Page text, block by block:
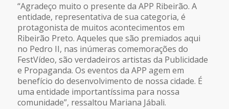
“Agradeço muito o presente da APP Ribeirão. A
entidade, representativa de sua categoria, é
protagonista de muitos acontecimentos em
Ribeirão Preto. Aqueles que são premiados aqui
no Pedro II, nas inúmeras comemorações do
FestVídeo, são verdadeiros artistas da Publicidade
e Propaganda. Os eventos da APP agem em
benefício do desenvolvimento de nossa cidade. É
uma entidade importantíssima para nossa
comunidade”, ressaltou Mariana Jábali.